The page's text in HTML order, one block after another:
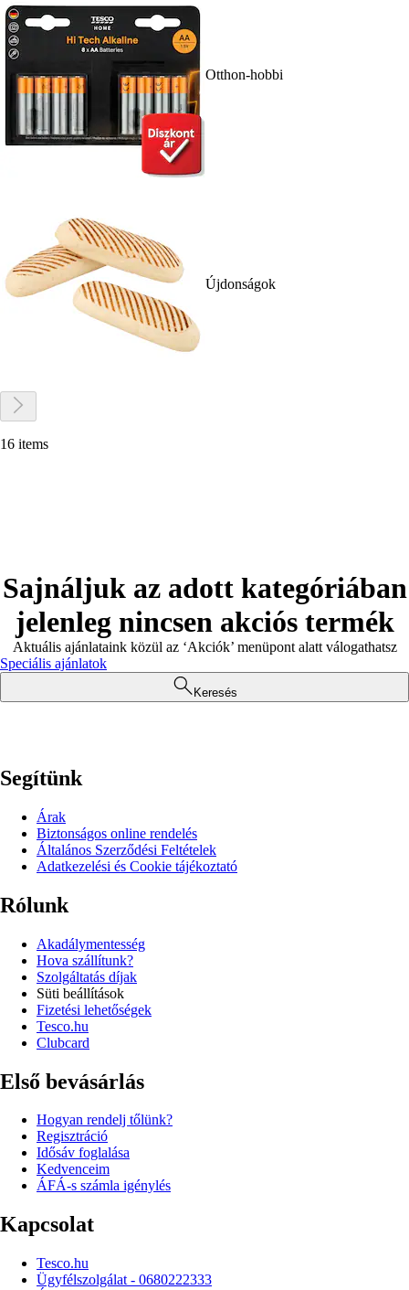
Otthon-hobbi
Újdonságok
16 items
Sajnáljuk az adott kategóriában
jelenleg nincsen akciós termék
Aktuális ajánlataink közül az ‘Akciók’ menüpont alatt válogathatsz
Speciális ajánlatok
Keresés
Segítünk
Árak
Biztonságos online rendelés
Általános Szerződési Feltételek
Adatkezelési és Cookie tájékoztató
Rólunk
Akadálymentesség
Hova szállítunk?
Szolgáltatás díjak
Süti beállítások
Fizetési lehetőségek
Tesco.hu
Clubcard
Első bevásárlás
Hogyan rendelj tőlünk?
Regisztráció
Idősáv foglalása
Kedvenceim
ÁFÁ-s számla igénylés
Kapcsolat
Tesco.hu
Ügyfélszolgálat - 0680222333